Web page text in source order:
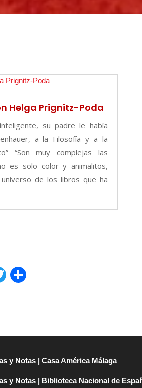
Helga Prignitz-Poda
su padre le había
a la Filosofía y a la
“Son muy complejas las
es solo color y animalitos,
de los libros que ha
T
ar
tir
y Notas | Casa América Málaga
y Notas | Biblioteca Nacional de